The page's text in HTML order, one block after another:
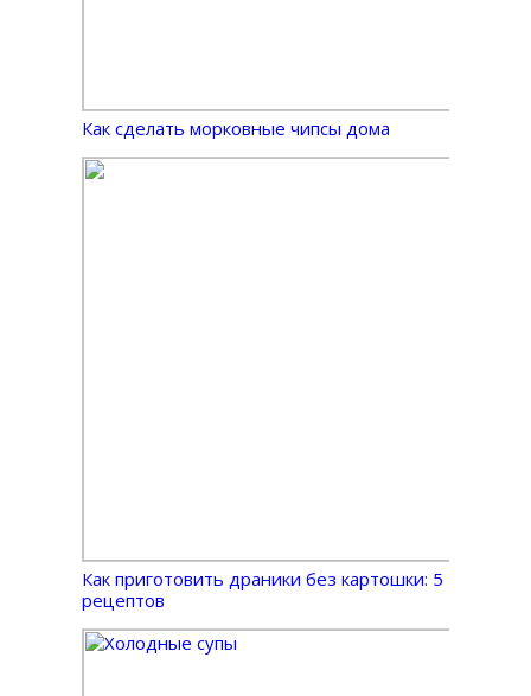
Как сделать морковные чипсы дома
Как приготовить драники без картошки: 5
рецептов